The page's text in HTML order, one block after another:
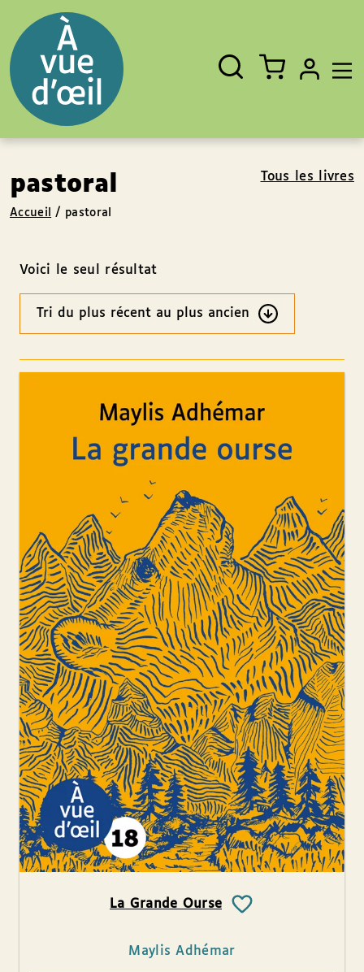
Fermer
Rechercher
un
livre,
un
auteur,
un
EAN
pastoral Tous les livres
Accueil / pastoral
Voici le seul résultat
Ordre
La Grande Ourse
Maylis Adhémar